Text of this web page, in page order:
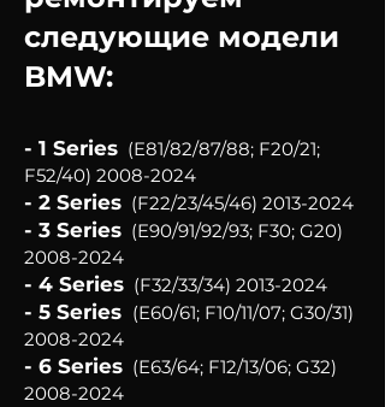
следующие модели
BMW:
- 1 Series (E81/82/87/88; F20/21;
F52/40) 2008-2024
- 2 Series (F22/23/45/46) 2013-2024
- 3 Series (E90/91/92/93; F30; G20)
2008-2024
- 4 Series (F32/33/34) 2013-2024
- 5 Series (E60/61; F10/11/07; G30/31)
2008-2024
- 6 Series (E63/64; F12/13/06; G32)
2008-2024